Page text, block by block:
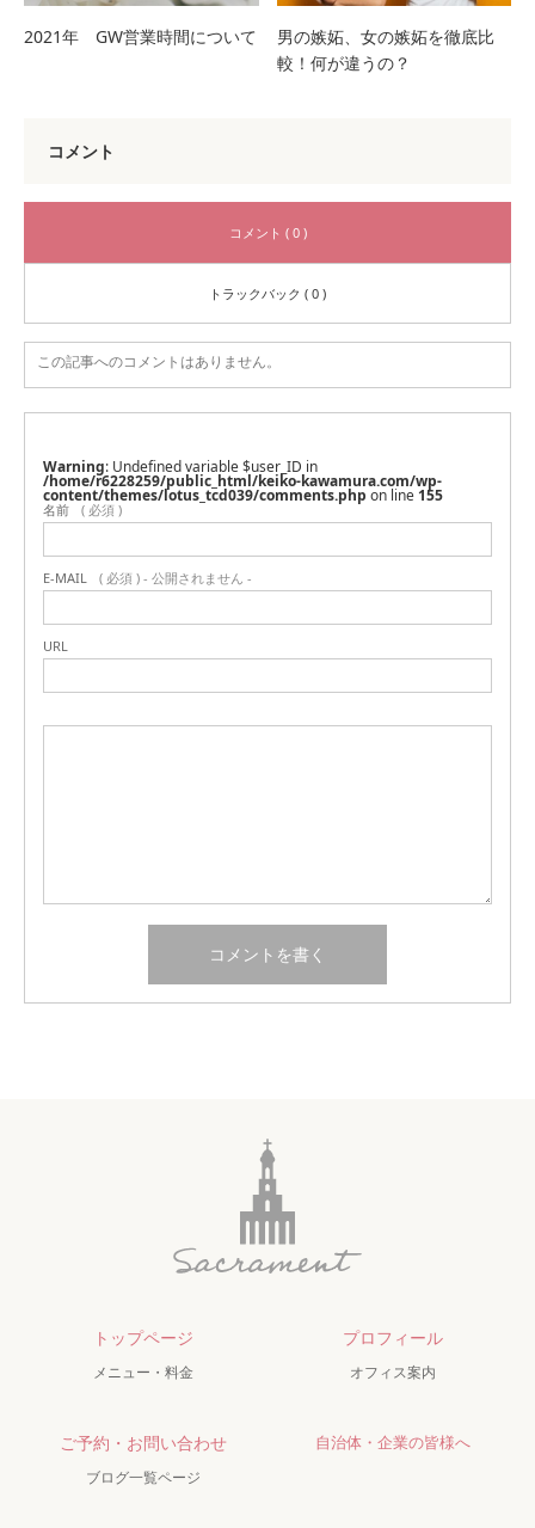
2021年 GW営業時間について
男の嫉妬、女の嫉妬を徹底比
較！何が違うの？
コメント
コメント ( 0 )
トラックバック ( 0 )
この記事へのコメントはありません。
Warning : Undefined variable $user_ID in
/home/r6228259/public_html/keiko-kawamura.com/wp-
content/themes/lotus_tcd039/comments.php on line 155
名前 ( 必須 )
E-MAIL ( 必須 ) - 公開されません -
URL
トップページ
メニュー・料金
プロフィール
オフィス案内
ご予約・お問い合わせ
ブログ一覧ページ
自治体・企業の皆様へ